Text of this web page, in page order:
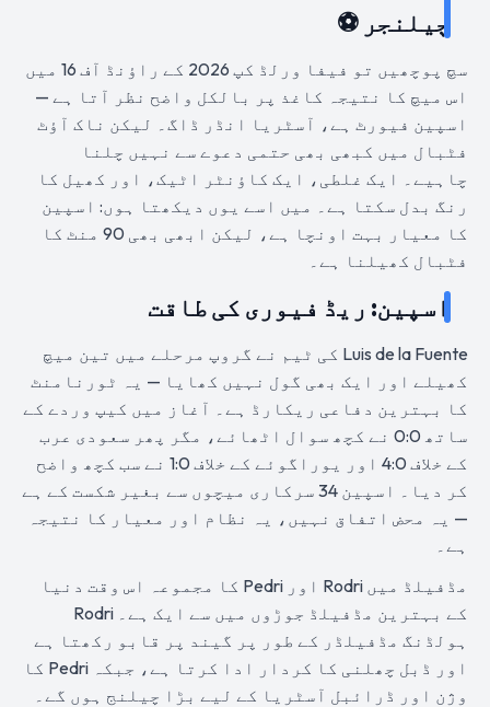
چیلنجر ⚽
سچ پوچھیں تو فیفا ورلڈ کپ 2026 کے راؤنڈ آف 16 میں
اس میچ کا نتیجہ کاغذ پر بالکل واضح نظر آتا ہے —
اسپین فیورٹ ہے، آسٹریا انڈر ڈاگ۔ لیکن ناک آؤٹ
فٹبال میں کبھی بھی حتمی دعوے سے نہیں چلنا
چاہیے۔ ایک غلطی، ایک کاؤنٹر اٹیک، اور کھیل کا
رنگ بدل سکتا ہے۔ میں اسے یوں دیکھتا ہوں: اسپین
کا معیار بہت اونچا ہے، لیکن ابھی بھی 90 منٹ کا
فٹبال کھیلنا ہے۔
اسپین: ریڈ فیوری کی طاقت
Luis de la Fuente کی ٹیم نے گروپ مرحلے میں تین میچ
کھیلے اور ایک بھی گول نہیں کھایا — یہ ٹورنامنٹ
کا بہترین دفاعی ریکارڈ ہے۔ آغاز میں کیپ وردے کے
ساتھ 0:0 نے کچھ سوال اٹھائے، مگر پھر سعودی عرب
کے خلاف 4:0 اور یوراگوئے کے خلاف 1:0 نے سب کچھ واضح
کر دیا۔ اسپین 34 سرکاری میچوں سے بغیر شکست کے ہے
— یہ محض اتفاق نہیں، یہ نظام اور معیار کا نتیجہ
ہے۔
مڈفیلڈ میں Rodri اور Pedri کا مجموعہ اس وقت دنیا
کے بہترین مڈفیلڈ جوڑوں میں سے ایک ہے۔ Rodri
ہولڈنگ مڈفیلڈر کے طور پر گیند پر قابو رکھتا ہے
اور ڈبل چھلنی کا کردار ادا کرتا ہے، جبکہ Pedri کا
وژن اور ڈرائبل آسٹریا کے لیے بڑا چیلنج ہوں گے۔